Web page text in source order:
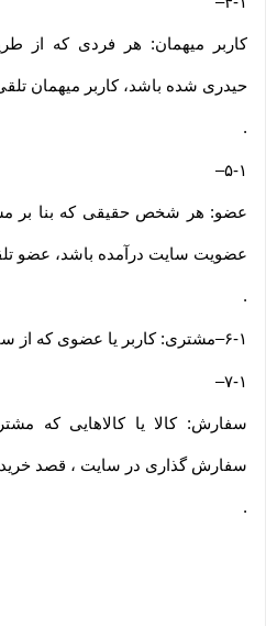
کاربر میهمان: هر فردی که از
حیدری شده باشد، کاربر میهمان
.
۵-۱–
عضو: هر شخص حقیقی که بنا بر
عضویت سایت درآمده باشد، عضو
.
۶-۱–مشتری: کاربر یا عضوی که از
۷-۱–
سفارش: کالا یا کالاهایی که
سفارش گذاری در سایت ، قصد خرید
.